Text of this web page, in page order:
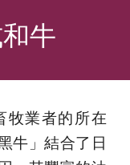
和牛
牧業者的所在
牛 」結合了日